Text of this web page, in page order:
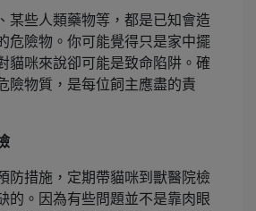
某些人類藥物等，都是已知會造
危險物。你可能覺得只是家中擺
貓咪來說卻可能是致命陷阱。確
險物質，是每位飼主應盡的責
防措施，定期帶貓咪到獸醫院檢
的。因為有些問題並不是靠肉眼